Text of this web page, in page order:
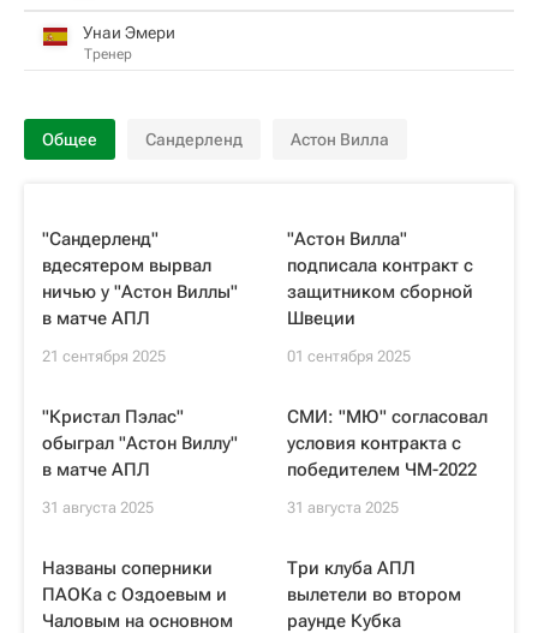
Унаи Эмери
Тренер
Общее Сандерленд Астон Вилла
"Сандерленд"
вдесятером вырвал
ничью у "Астон Виллы"
в матче АПЛ
21 сентября 2025
"Астон Вилла"
подписала контракт с
защитником сборной
Швеции
01 сентября 2025
"Кристал Пэлас"
обыграл "Астон Виллу"
в матче АПЛ
31 августа 2025
СМИ: "МЮ" согласовал
условия контракта с
победителем ЧМ-2022
31 августа 2025
Названы соперники
ПАОКа с Оздоевым и
Чаловым на основном
Три клуба АПЛ
вылетели во втором
раунде Кубка